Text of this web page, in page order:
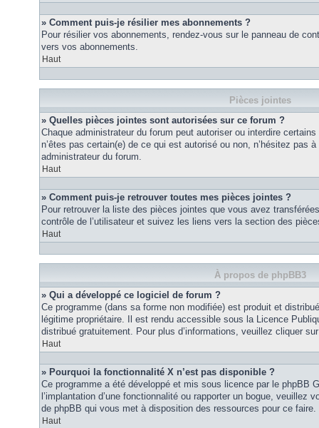
» Comment puis-je résilier mes abonnements ?
Pour résilier vos abonnements, rendez-vous sur le panneau de
vers vos abonnements.
Haut
Pièces jointes
» Quelles pièces jointes sont autorisées sur ce forum ?
Chaque administrateur du forum peut autoriser ou interdire
n’êtes pas certain(e) de ce qui est autorisé ou non, n’hésitez pas
administrateur du forum.
Haut
» Comment puis-je retrouver toutes mes pièces jointes ?
Pour retrouver la liste des pièces jointes que vous avez
contrôle de l’utilisateur et suivez les liens vers la section des
Haut
À propos de phpBB3
» Qui a développé ce logiciel de forum ?
Ce programme (dans sa forme non modifiée) est produit et
légitime propriétaire. Il est rendu accessible sous la Licence
distribué gratuitement. Pour plus d’informations, veuillez cliquer
Haut
» Pourquoi la fonctionnalité X n’est pas disponible ?
Ce programme a été développé et mis sous licence par le phpBB
l’implantation d’une fonctionnalité ou rapporter un bogue, veuillez
de phpBB qui vous met à disposition des ressources pour ce faire.
Haut